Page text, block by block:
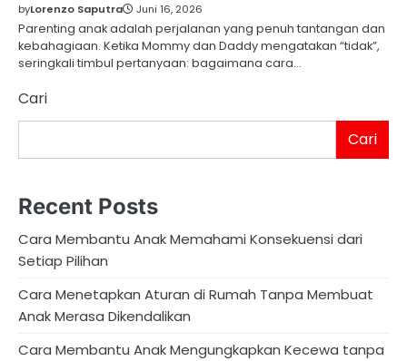
byLorenzo Saputra Juni 16, 2026
Parenting anak adalah perjalanan yang penuh tantangan dan
kebahagiaan. Ketika Mommy dan Daddy mengatakan “tidak”,
seringkali timbul pertanyaan: bagaimana cara…
Cari
Cari
Recent Posts
Cara Membantu Anak Memahami Konsekuensi dari
Setiap Pilihan
Cara Menetapkan Aturan di Rumah Tanpa Membuat
Anak Merasa Dikendalikan
Cara Membantu Anak Mengungkapkan Kecewa tanpa